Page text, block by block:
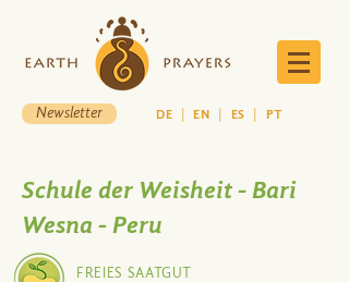
Newsletter DE |EN ES PT
Schule der Weisheit - Bari
Wesna - Peru
FREIES SAATGUT